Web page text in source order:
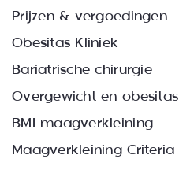
Prijzen & vergoedingen
Obesitas Kliniek
Bariatrische chirurgie
Overgewicht en obesitas
BMI maagverkleining
Maagverkleining Criteria